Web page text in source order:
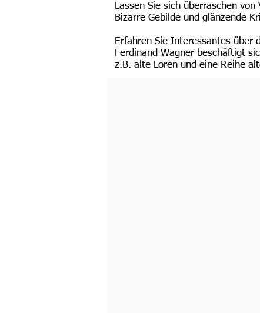
Lassen Sie sich überraschen
Bizarre Gebilde und glänzende
Erfahren Sie Interessantes über
Ferdinand Wagner beschäftigt
z.B. alte Loren und eine Reihe